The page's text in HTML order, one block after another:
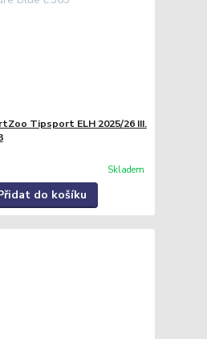
Tipsport ELH 2025/26 III.
Skladem
do košíku